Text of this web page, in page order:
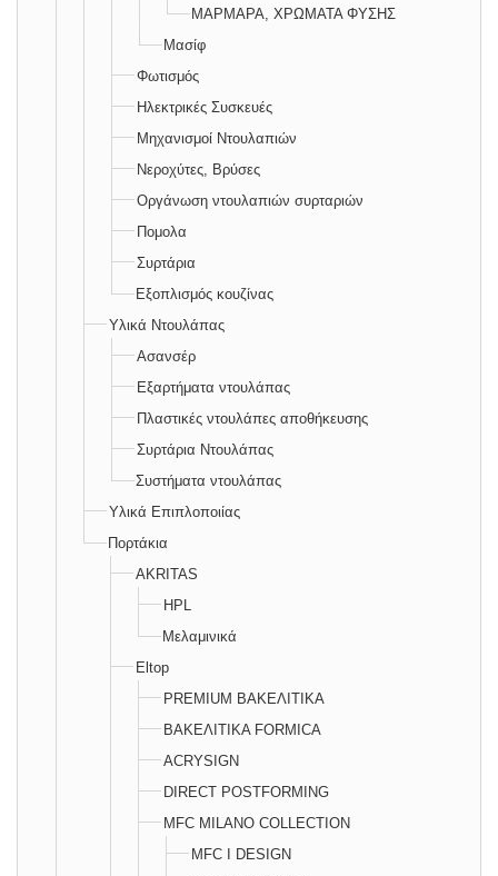
ΜΑΡΜΑΡΑ, ΧΡΩΜΑΤΑ ΦΥΣΗΣ
Μασίφ
Φωτισμός
Ηλεκτρικές Συσκευές
Μηχανισμοί Ντουλαπιών
Νεροχύτες, Βρύσες
Οργάνωση ντουλαπιών συρταριών
Πομολα
Συρτάρια
Εξοπλισμός κουζίνας
Υλικά Ντουλάπας
Ασανσέρ
Εξαρτήματα ντουλάπας
Πλαστικές ντουλάπες αποθήκευσης
Συρτάρια Ντουλάπας
Συστήματα ντουλάπας
Υλικά Επιπλοποιίας
Πορτάκια
AKRITAS
HPL
Μελαμινικά
Eltop
PREMIUM ΒΑΚΕΛΙΤΙΚΑ
ΒΑΚΕΛΙΤΙΚΑ FORMICA
ACRYSIGN
DIRECT POSTFORMING
MFC MILANO COLLECTION
MFC I DESIGN